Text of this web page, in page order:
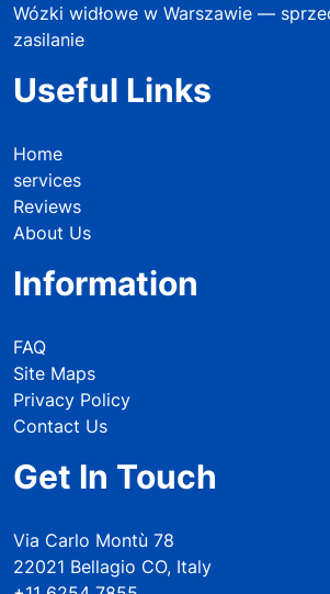
Wózki widłowe w Warszawie —
zasilanie
Useful Links
Home
services
Reviews
About Us
Information
FAQ
Site Maps
Privacy Policy
Contact Us
Get In Touch
Via Carlo Montù 78
22021 Bellagio CO, Italy